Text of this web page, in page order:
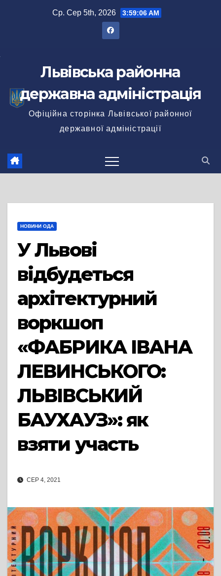
Ср. Сер 5th, 2026 3:59:07 AM
Львівська районна
державна адміністрація
Офіційна сторінка Львівської районної
державної адміністрації
НОВИНИ ОДА
У Львові
відбудеться
архітектурний
воркшоп
«ФАБРИКА ІВАНА
ЛЕВИНСЬКОГО:
ЛЬВІВСЬКИЙ
БАУХАУЗ»: як
взяти участь
СЕР 4, 2021